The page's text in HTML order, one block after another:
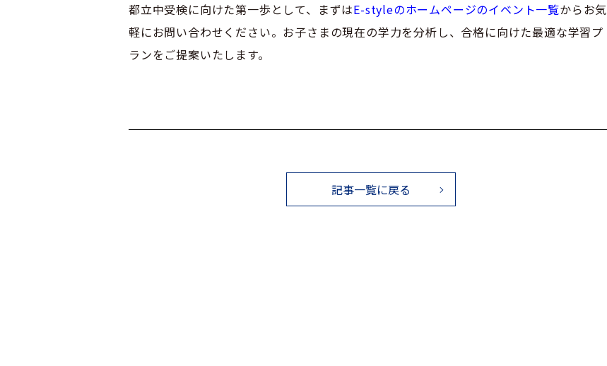
都立中受検に向けた第一歩として、まずはE-styleのホームページのイベント一覧からお気
軽にお問い合わせください。お子さまの現在の学力を分析し、合格に向けた最適な学習プ
ランをご提案いたします。
記事一覧に戻る